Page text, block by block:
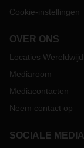
Cookie-instellingen
OVER ONS
Locaties Wereldwijd
Mediaroom
Mediacontacten
Neem contact op
SOCIALE MEDIA